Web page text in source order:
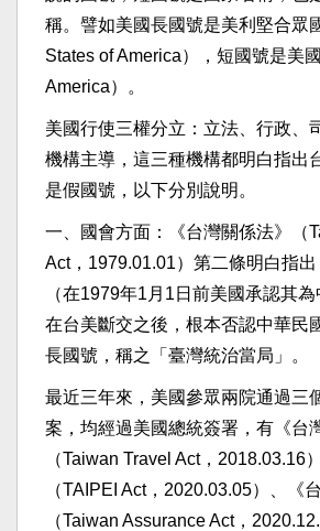
稱。譬如美國長國號是美利堅合眾
States of America），短國號是美
America）。
美國行使三權分立：立法、行政、
機構主導，這三種機構都明白指出
是假國號，以下分別說明。
一、國會方面：《台灣關係法》（
Act，1979.01.01）第二條明白指
（在1979年1月1日前美國承認其為
在台美斷交之後，根本否認中華民
長國號，稱之「臺灣統治當局」。
最近三年來，美國參眾兩院通過三
案，均經過美國總統簽署，有《台
（Taiwan Travel Act，2018.03.16
（TAIPEI Act，2020.03.05）、《
（Taiwan Assurance Act，